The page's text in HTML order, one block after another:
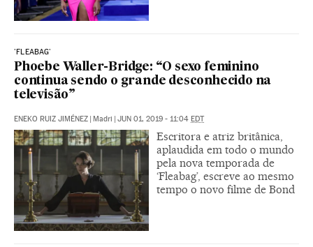
'FLEABAG'
Phoebe Waller-Bridge: “O sexo feminino
continua sendo o grande desconhecido na
televisão”
ENEKO RUIZ JIMÉNEZ | Madri | JUN 01, 2019 - 11:04 EDT
Escritora e atriz britânica,
aplaudida em todo o mundo
pela nova temporada de
‘Fleabag’, escreve ao mesmo
tempo o novo filme de Bond